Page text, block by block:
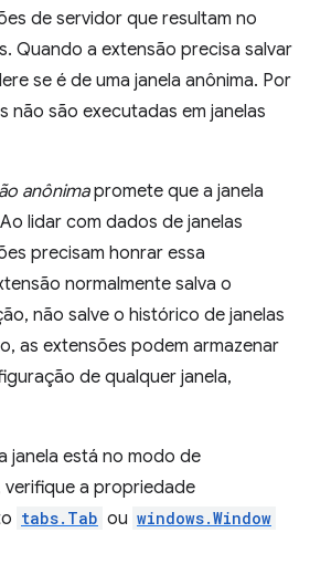
de servidor que resultam no
Quando a extensão precisa salvar
se é de uma janela anônima. Por
não são executadas em janelas
anônimapromete que a janela
lidar com dados de janelas
precisam honrar essa
normalmente salva o
não salve o histórico de janelas
as extensões podem armazenar
de qualquer janela,
janela está no modo de
verifique a propriedade
tabs.Tab ou windows.Window